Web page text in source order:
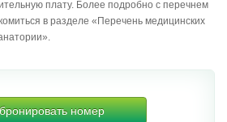
плату. Более подробно с перечнем
в разделе «Перечень медицинских
номер